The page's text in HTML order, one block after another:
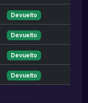
Devuelto
Devuelto
Devuelto
Devuelto